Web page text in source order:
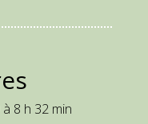
8 h 32 min